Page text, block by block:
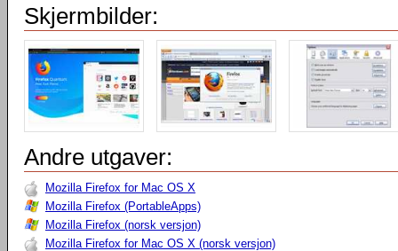
Skjermbilder:
Andre utgaver:
Mozilla Firefox for Mac OS X
Mozilla Firefox (PortableApps)
Mozilla Firefox (norsk versjon)
Mozilla Firefox for Mac OS X (norsk versjon)